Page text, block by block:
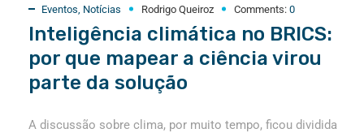
Eventos Notícias Rodrigo Queiroz Comments: 0
Inteligência climática no BRICS:
por que mapear a ciência virou
parte da solução
A discussão sobre clima, por muito tempo, ficou dividida